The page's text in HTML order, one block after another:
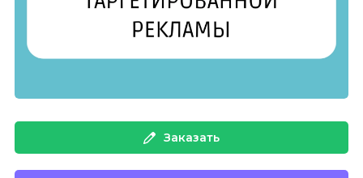
Заказать